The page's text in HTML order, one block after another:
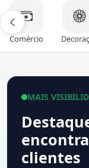
Comércio
MAIS
clientes